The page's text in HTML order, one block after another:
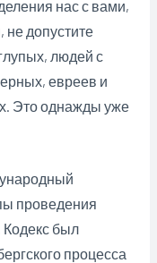
нас с вами,
допустите
людей с
евреев и
Это однажды уже
проведения
был
процесса